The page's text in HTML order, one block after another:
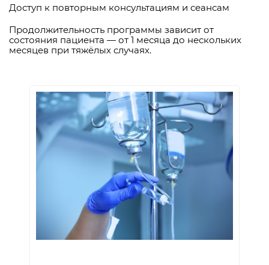
Доступ к повторным консультациям и сеансам
Продолжительность программы зависит от
состояния пациента — от 1 месяца до нескольких
месяцев при тяжёлых случаях.